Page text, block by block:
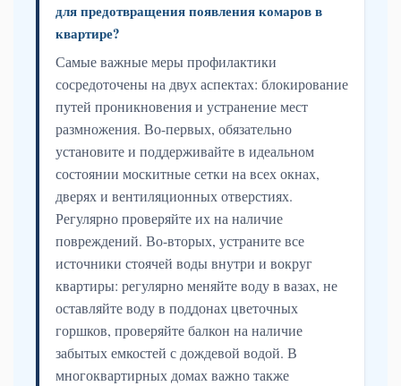
для предотвращения появления комаров в
квартире?
Самые важные меры профилактики
сосредоточены на двух аспектах: блокирование
путей проникновения и устранение мест
размножения. Во-первых, обязательно
установите и поддерживайте в идеальном
состоянии москитные сетки на всех окнах,
дверях и вентиляционных отверстиях.
Регулярно проверяйте их на наличие
повреждений. Во-вторых, устраните все
источники стоячей воды внутри и вокруг
квартиры: регулярно меняйте воду в вазах, не
оставляйте воду в поддонах цветочных
горшков, проверяйте балкон на наличие
забытых емкостей с дождевой водой. В
многоквартирных домах важно также